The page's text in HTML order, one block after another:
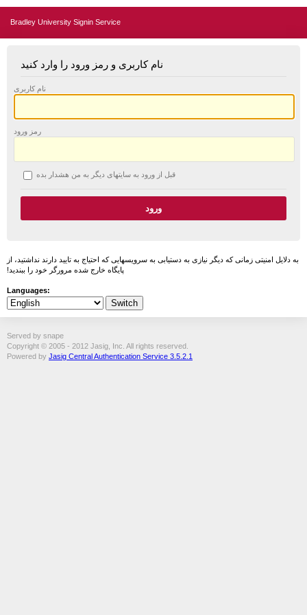
Bradley University Signin Service
نام کاربری و رمز ورود را وارد کنید
نام کاربری
رمز ورود
قبل از ورود به سایتهای دیگر به من هشدار بده
به دلایل امنیتی زمانی که دیگر نیازی به دستیابی به سرویسهایی که احتیاج به تایید دارند نداشتید، از
پایگاه خارج شده مرورگر خود را ببندید!
Languages:
Served by snape
Copyright © 2005 - 2012 Jasig, Inc. All rights reserved.
Powered by Jasig Central Authentication Service 3.5.2.1